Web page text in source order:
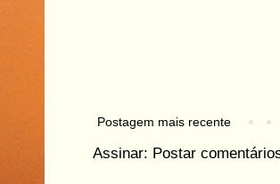
Postagem mais recente
Assinar: Postar